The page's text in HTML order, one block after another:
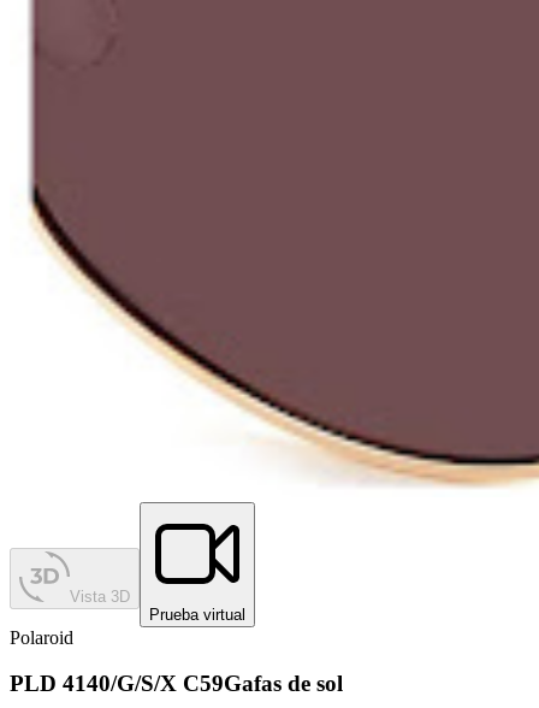
Vista 3D
Prueba virtual
Polaroid
PLD 4140/G/S/X C59Gafas de sol